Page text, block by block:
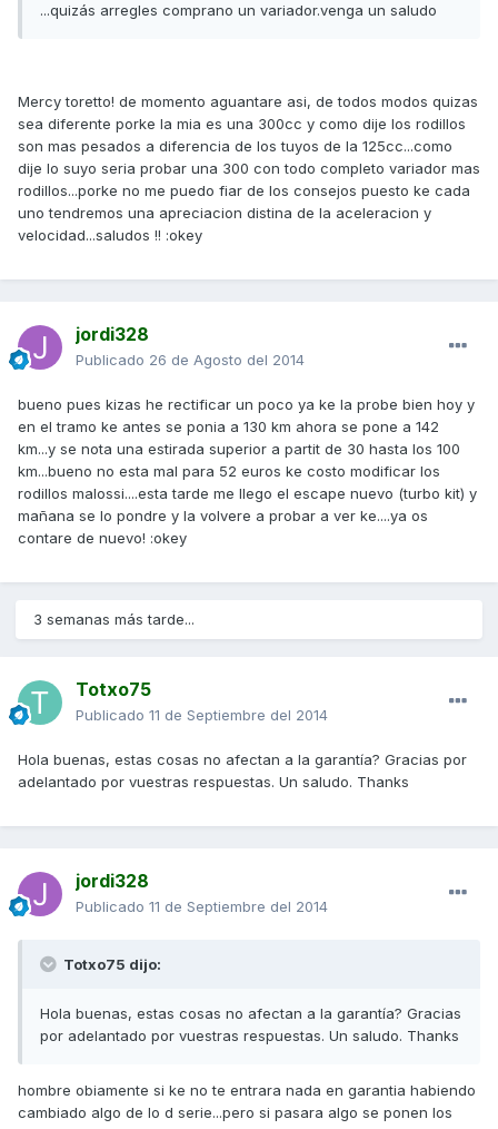
...quizás arregles comprano un variador.venga un saludo
Mercy toretto! de momento aguantare asi, de todos modos quizas
sea diferente porke la mia es una 300cc y como dije los rodillos
son mas pesados a diferencia de los tuyos de la 125cc...como
dije lo suyo seria probar una 300 con todo completo variador mas
rodillos...porke no me puedo fiar de los consejos puesto ke cada
uno tendremos una apreciacion distina de la aceleracion y
velocidad...saludos !! :okey
jordi328
Publicado 26 de Agosto del 2014
bueno pues kizas he rectificar un poco ya ke la probe bien hoy y
en el tramo ke antes se ponia a 130 km ahora se pone a 142
km...y se nota una estirada superior a partit de 30 hasta los 100
km...bueno no esta mal para 52 euros ke costo modificar los
rodillos malossi....esta tarde me llego el escape nuevo (turbo kit) y
mañana se lo pondre y la volvere a probar a ver ke....ya os
contare de nuevo! :okey
3 semanas más tarde...
Totxo75
Publicado 11 de Septiembre del 2014
Hola buenas, estas cosas no afectan a la garantía? Gracias por
adelantado por vuestras respuestas. Un saludo. Thanks
jordi328
Publicado 11 de Septiembre del 2014
Totxo75 dijo:
Hola buenas, estas cosas no afectan a la garantía? Gracias
por adelantado por vuestras respuestas. Un saludo. Thanks
hombre obiamente si ke no te entrara nada en garantia habiendo
cambiado algo de lo d serie...pero si pasara algo se ponen los